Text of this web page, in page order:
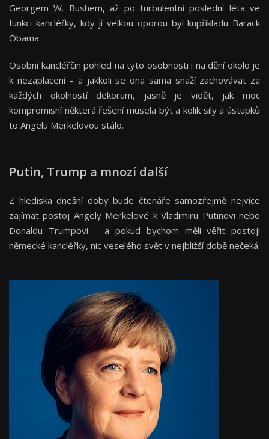
Georgem W. Bushem, až po turbulentní poslední léta ve
funkci kancléřky, kdy jí velkou oporou byl kupříkladu Barack
Obama.
Osobní kancléřčin pohled na tyto osobnosti i na dění okolo je
k nezaplacení – a jakkoli se ona sama snaží zachovávat za
každých okolností dekorum, jasně je vidět, jak moc
kompromisní některá řešení musela být a kolik síly a ústupků
to Angelu Merkelovou stálo.
Putin, Trump a mnozí další
Z hlediska dnešní doby bude čtenáře samozřejmě nejvíce
zajímat postoj Angely Merkelové k Vladimiru Putinovi nebo
Donaldu Trumpovi – a pokud bychom měli věřit postoji
německé kancléřky, nic veselého svět v nejbližší době nečeká.